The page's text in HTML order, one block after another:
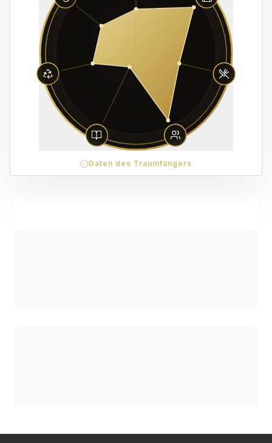
Daten des Traumfängers